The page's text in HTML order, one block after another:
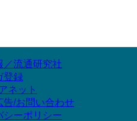
／流通研究社
登録
ネット
告/お問い合わせ
シーポリシー